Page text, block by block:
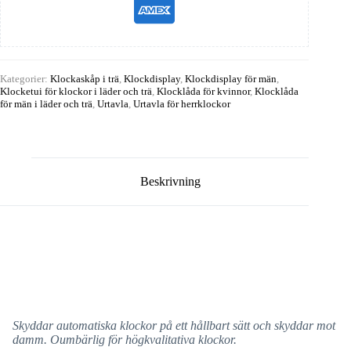
Kategorier: Klockaskåp i trä, Klockdisplay, Klockdisplay för män,
Klocketui för klockor i läder och trä, Klocklåda för kvinnor, Klocklåda
för män i läder och trä, Urtavla, Urtavla för herrklockor
Beskrivning
Skyddar automatiska klockor på ett hållbart sätt och skyddar mot
damm. Oumbärlig för högkvalitativa klockor.